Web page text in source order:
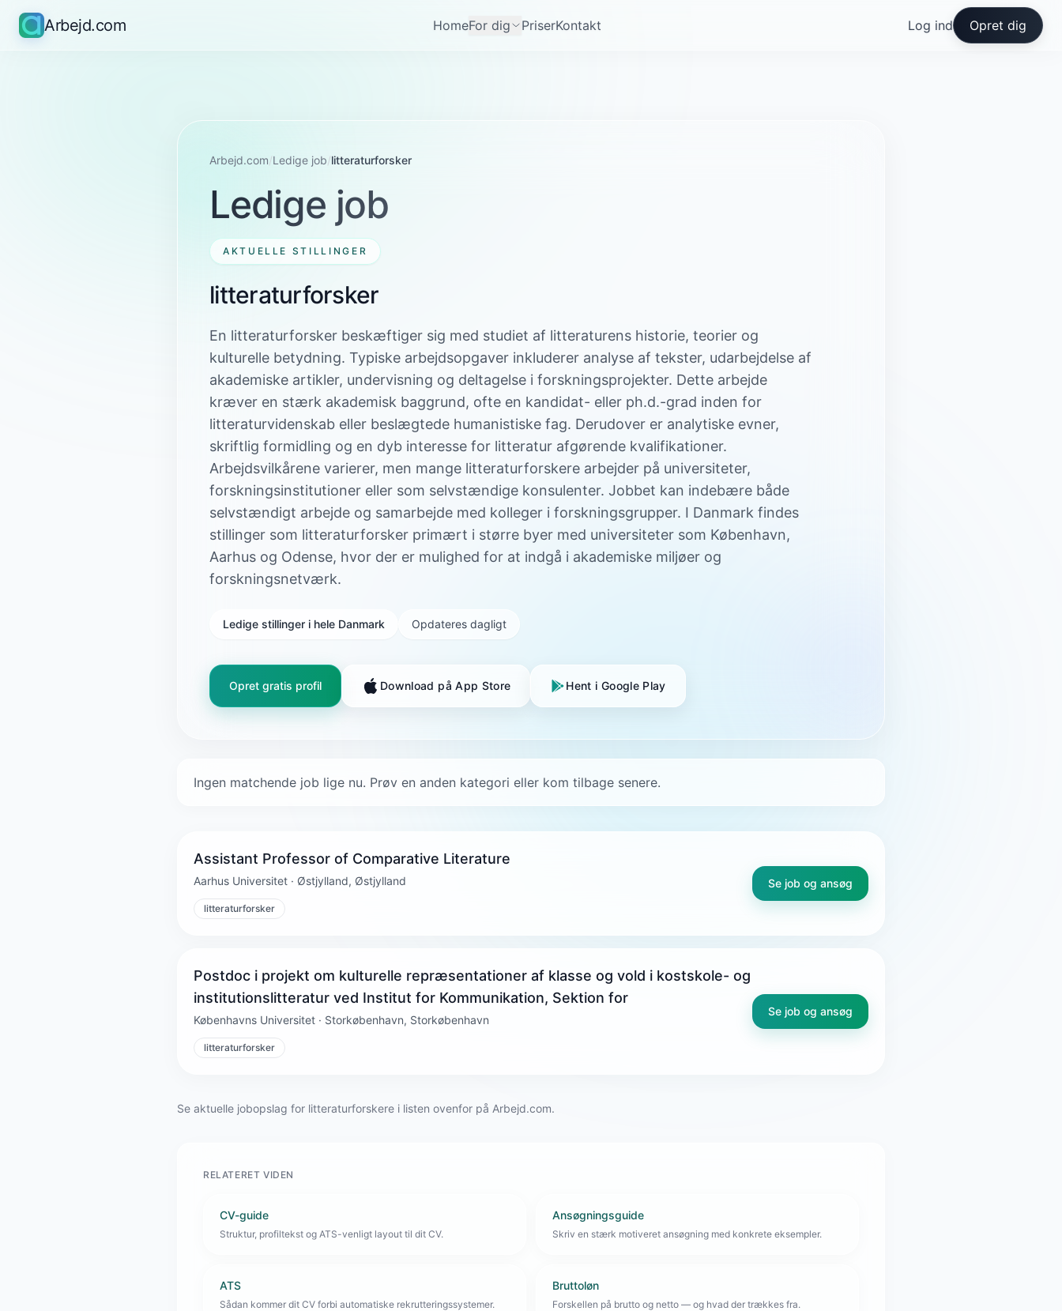
Arbejd.com HomeFor dig PriserKontakt Log ind Opret dig
Arbejd.com/Ledige job/litteraturforsker
Ledige job
AKTUELLE STILLINGER
litteraturforsker
En litteraturforsker beskæftiger sig med studiet af litteraturens historie, teorier og
kulturelle betydning. Typiske arbejdsopgaver inkluderer analyse af tekster, udarbejdelse af
akademiske artikler, undervisning og deltagelse i forskningsprojekter. Dette arbejde
kræver en stærk akademisk baggrund, ofte en kandidat- eller ph.d.-grad inden for
litteraturvidenskab eller beslægtede humanistiske fag. Derudover er analytiske evner,
skriftlig formidling og en dyb interesse for litteratur afgørende kvalifikationer.
Arbejdsvilkårene varierer, men mange litteraturforskere arbejder på universiteter,
forskningsinstitutioner eller som selvstændige konsulenter. Jobbet kan indebære både
selvstændigt arbejde og samarbejde med kolleger i forskningsgrupper. I Danmark findes
stillinger som litteraturforsker primært i større byer med universiteter som København,
Aarhus og Odense, hvor der er mulighed for at indgå i akademiske miljøer og
forskningsnetværk.
Ledige stillinger i hele Danmark Opdateres dagligt
Opret gratis profil Download på App Store Hent i Google Play
Ingen matchende job lige nu. Prøv en anden kategori eller kom tilbage senere.
Assistant Professor of Comparative Literature
Aarhus Universitet · Østjylland, Østjylland
litteraturforsker
Se job og ansøg
Postdoc i projekt om kulturelle repræsentationer af klasse og vold i kostskole- og
institutionslitteratur ved Institut for Kommunikation, Sektion for
Københavns Universitet · Storkøbenhavn, Storkøbenhavn
litteraturforsker
Se job og ansøg
Se aktuelle jobopslag for litteraturforskere i listen ovenfor på Arbejd.com.
RELATERET VIDEN
CV-guide
Struktur, profiltekst og ATS-venligt layout til dit CV.
Ansøgningsguide
Skriv en stærk motiveret ansøgning med konkrete eksempler.
ATS
Sådan kommer dit CV forbi automatiske rekrutteringssystemer.
Bruttoløn
Forskellen på brutto og netto — og hvad der trækkes fra.